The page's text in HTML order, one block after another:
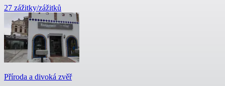
27 zážitky/zážitků
Příroda a divoká zvěř